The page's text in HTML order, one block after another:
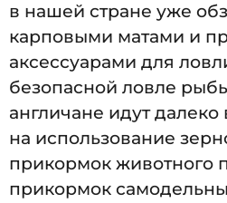
в нашей стране уже
карповыми матами и
аксессуарами для
безопасной ловле
англичане идут
на использование
прикормок животного
прикормок